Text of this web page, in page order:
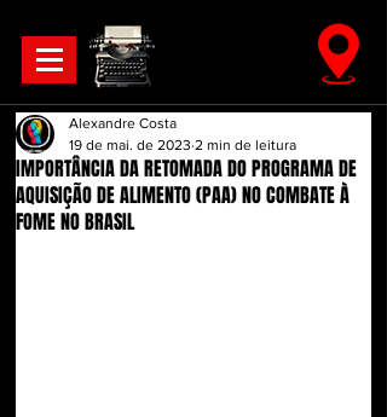
IMPORTÂNCIA DA RETOMADA DO PROGRAMA DE
AQUISIÇÃO DE ALIMENTO (PAA) NO COMBATE À
FOME NO BRASIL
Alexandre Costa
19 de mai. de 2023 2 min de leitura